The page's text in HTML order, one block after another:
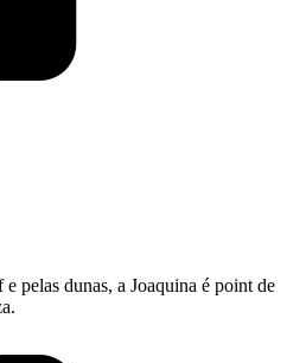
pelas dunas, a Joaquina é point de